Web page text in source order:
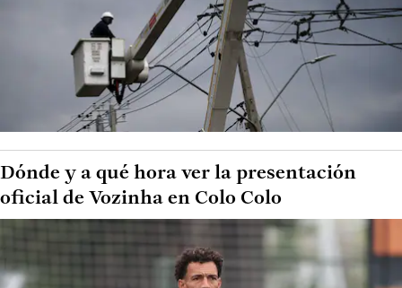
Dónde y a qué hora ver la presentación
oficial de Vozinha en Colo Colo